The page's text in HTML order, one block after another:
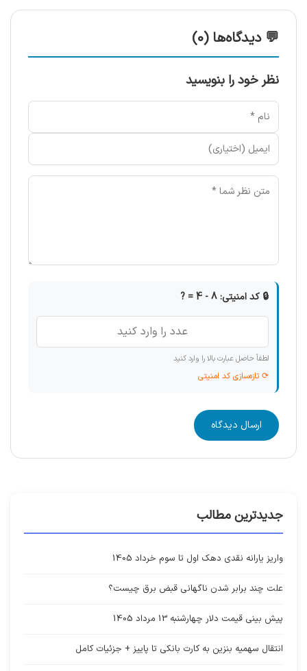
💬 دیدگاه‌ها (0)
نظر خود را بنویسید
🔒 کد امنیتی: 8 - 4 = ?
لطفاً حاصل عبارت بالا را وارد کنید
⟳ تازه‌سازی کد امنیتی
ارسال دیدگاه
جدیدترین مطالب
واریز یارانه نقدی دهک اول تا سوم خرداد 1405
علت چند برابر شدن ناگهانی قبض برق چیست؟
پیش بینی قیمت دلار چهارشنبه 13 مرداد 1405
انتقال سهمیه بنزین به کارت بانکی تا پاییز + جزئیات کامل